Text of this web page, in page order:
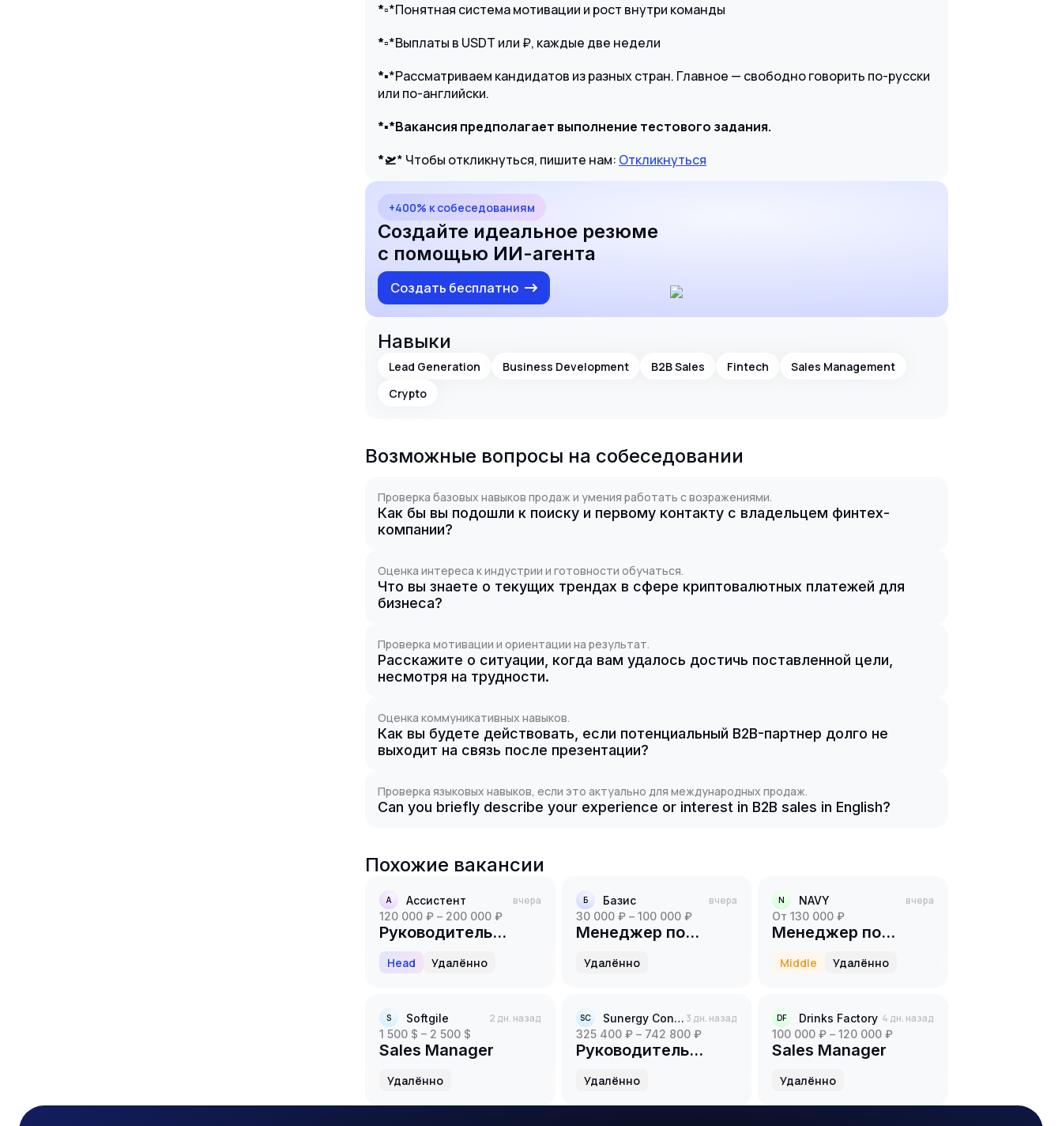
*▫️*Понятная система мотивации и рост внутри команды
*▫️*Выплаты в USDT или ₽, каждые две недели
*▪️*Рассматриваем кандидатов из разных стран. Главное — свободно говорить по-русски
или по-английски.
*▪️*Вакансия предполагает выполнение тестового задания.
*🛫* Чтобы откликнуться, пишите нам: Откликнуться
+400% к собеседованиям
Создайте идеальное резюме
с помощью ИИ-агента
Создать бесплатно
Навыки
Lead Generation Business Development B2B Sales Fintech
Sales Management
Crypto
Возможные вопросы на собеседовании
Проверка базовых навыков продаж и умения работать с возражениями.
Как бы вы подошли к поиску и первому контакту с владельцем финтех-
компании?
Оценка интереса к индустрии и готовности обучаться.
Что вы знаете о текущих трендах в сфере криптовалютных платежей для
бизнеса?
Проверка мотивации и ориентации на результат.
Расскажите о ситуации, когда вам удалось достичь поставленной цели,
несмотря на трудности.
Оценка коммуникативных навыков.
Как вы будете действовать, если потенциальный B2B-партнер долго не
выходит на связь после презентации?
Проверка языковых навыков, если это актуально для международных продаж.
Can you briefly describe your experience or interest in B2B sales in English?
Похожие вакансии
А Ассистент
вчера
120 000 ₽ – 200 000 ₽
Руководитель
Head Удалённо
Б Базис
вчера
30 000 ₽ – 100 000 ₽
Менеджер по
онлайн-школу
Удалённо
N NAVY
вчера
от 130 000 ₽
Менеджер по
(event)
Middle Удалённо
S Softgile
2 дн. назад
1 500 $ – 2 500 $
Sales Manager
Удалённо
SC Sunergy Consult 3 дн. назад
325 400 ₽ – 742 800 ₽
Руководитель
/ Амбассадор
консалтинговой
Удалённо
DF Drinks Factory 4 дн. назад
100 000 ₽ – 120 000 ₽
Sales Manager
Удалённо